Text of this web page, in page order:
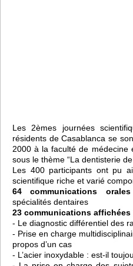
Les 2èmes journées
résidents de Casablanca se
2000 à la faculté de médecine
sous le thème “La dentisterie
Les 400 participants ont pu
scientifique riche et varié
64 communications
spécialités dentaires
23 communications affichées
- Le diagnostic différentiel des
- Prise en charge
propos d’un cas
- L’acier inoxydable : est-il